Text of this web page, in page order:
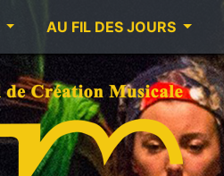
AU FIL DES JOURS